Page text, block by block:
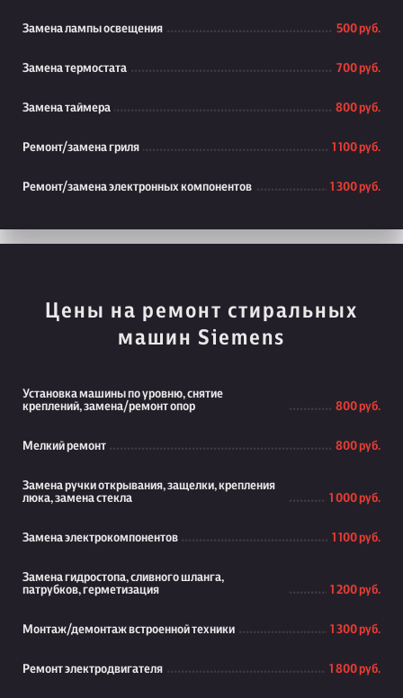
Замена лампы освещения 500 руб.
Замена термостата 700 руб.
Замена таймера 800 руб.
Ремонт/замена гриля 1 100 руб.
Ремонт/замена электронных компонентов 1 300 руб.
Цены на ремонт стиральных
машин Siemens
Установка машины по уровню, снятие
креплений, замена/ремонт опор
800 руб.
Мелкий ремонт 800 руб.
Замена ручки открывания, защелки, крепления
люка, замена стекла
1 000 руб.
Замена электрокомпонентов 1 100 руб.
Замена гидростопа, сливного шланга,
патрубков, герметизация
1 200 руб.
Монтаж/демонтаж встроенной техники 1 300 руб.
Ремонт электродвигателя 1 800 руб.